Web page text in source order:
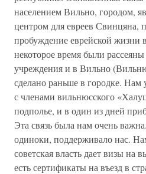
населением Вильно, городом,
центром для евреев Свинцяна,
пробуждение еврейской жизни
некоторое время были
учреждения и в Вильно
сделано раньше в городке. Нам
с членами вильнюсского
подполье, и в один из дней
Эта связь была нам очень
одиноки, поддерживало нас.
советская власть дает визы на
есть сертификаты на въезд в